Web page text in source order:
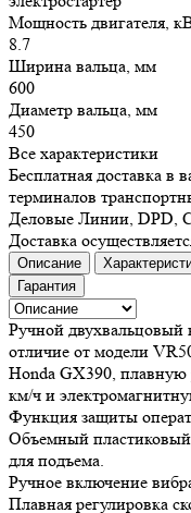
Мощность двигателя,
8.7
Ширина вальца, мм
600
Диаметр вальца, мм
450
Все характеристики
Бесплатная доставка в
терминалов
Деловые Линии, DPD,
Доставка
Описание
Гарантия
Ручной двухвальцовый
отличие от модели
Honda GX390, плавную
км/ч и
Функция защиты
Объемный
для подъема.
Ручное включение
Плавная регулировка